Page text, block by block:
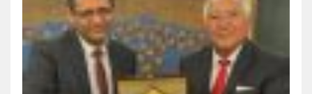
з
а
п